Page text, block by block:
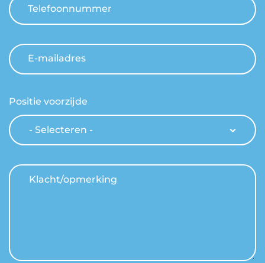
Telefoonnummer
E-mailadres
Positie voorzijde
Klacht/opmerking